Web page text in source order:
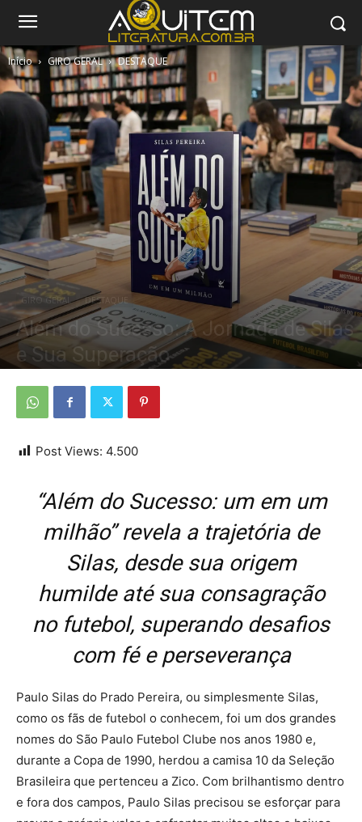
Início GIRO GERAL DESTAQUE
GIRO GERAL DESTAQUE
Além do Sucesso: A Jornada de Silas
e Sua Superação
Post Views: 4.500
“Além do Sucesso: um em um
milhão” revela a trajetória de
Silas, desde sua origem
humilde até sua consagração
no futebol, superando desafios
com fé e perseverança
Paulo Silas do Prado Pereira, ou simplesmente Silas,
como os fãs de futebol o conhecem, foi um dos grandes
nomes do São Paulo Futebol Clube nos anos 1980 e,
durante a Copa de 1990, herdou a camisa 10 da Seleção
Brasileira que pertenceu a Zico. Com brilhantismo dentro
e fora dos campos, Paulo Silas precisou se esforçar para